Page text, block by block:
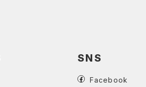
SNS
Facebook